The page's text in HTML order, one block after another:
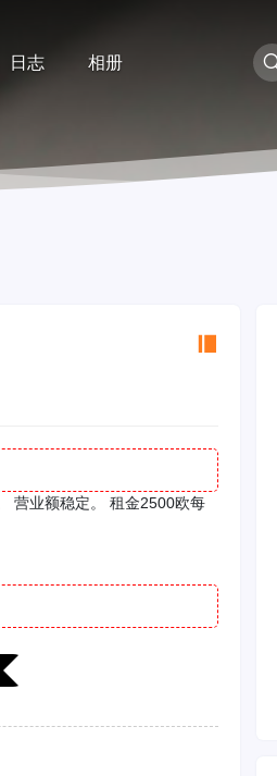
日志 相册
营业额稳定。 租金2500欧每